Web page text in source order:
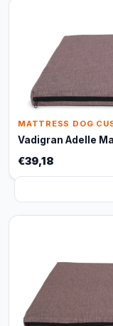
MATTRESS DOG
Vadigran Adelle
€39,18